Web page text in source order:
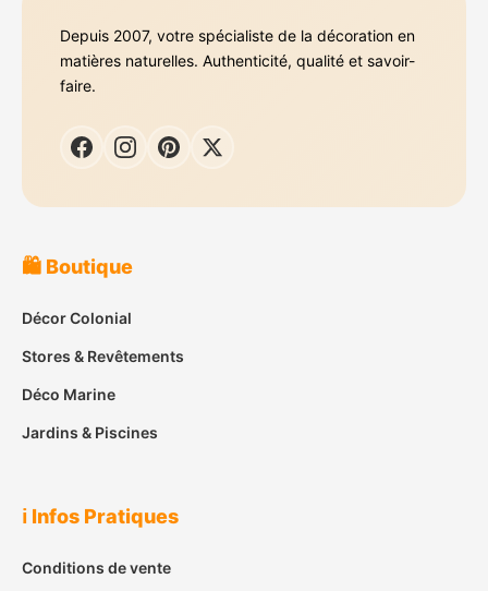
Depuis 2007, votre spécialiste de la décoration en
matières naturelles. Authenticité, qualité et savoir-
faire.
🛍️ Boutique
Décor Colonial
Stores & Revêtements
Déco Marine
Jardins & Piscines
ℹ️ Infos Pratiques
Conditions de vente